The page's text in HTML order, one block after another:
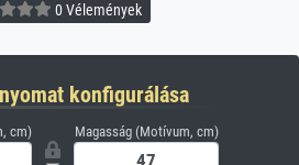
0 Vélemények
konfigurálása
cm) Magasság (Motívum, cm)